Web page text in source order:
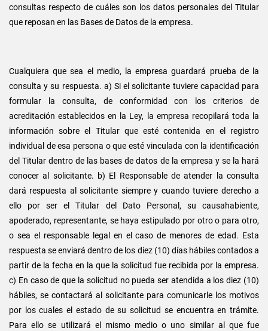
consultas respecto de cuáles son los datos personales del Titular
que reposan en las Bases de Datos de la empresa.
Cualquiera que sea el medio, la empresa guardará prueba de la
consulta y su respuesta. a) Si el solicitante tuviere capacidad para
formular la consulta, de conformidad con los criterios de
acreditación establecidos en la Ley, la empresa recopilará toda la
información sobre el Titular que esté contenida en el registro
individual de esa persona o que esté vinculada con la identificación
del Titular dentro de las bases de datos de la empresa y se la hará
conocer al solicitante. b) El Responsable de atender la consulta
dará respuesta al solicitante siempre y cuando tuviere derecho a
ello por ser el Titular del Dato Personal, su causahabiente,
apoderado, representante, se haya estipulado por otro o para otro,
o sea el responsable legal en el caso de menores de edad. Esta
respuesta se enviará dentro de los diez (10) días hábiles contados a
partir de la fecha en la que la solicitud fue recibida por la empresa.
c) En caso de que la solicitud no pueda ser atendida a los diez (10)
hábiles, se contactará al solicitante para comunicarle los motivos
por los cuales el estado de su solicitud se encuentra en trámite.
Para ello se utilizará el mismo medio o uno similar al que fue